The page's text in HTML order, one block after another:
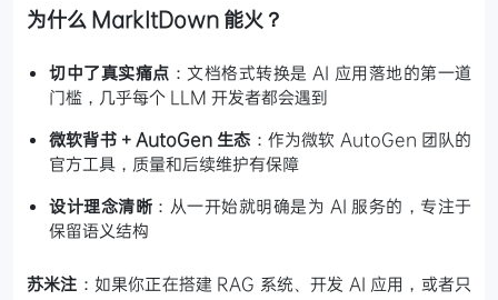
为什么 MarkItDown 能火？
切中了真实痛点 ：文档格式转换是 AI 应用落地的第一道
门槛，几乎每个 LLM 开发者都会遇到
微软背书 + AutoGen 生态 ：作为微软 AutoGen 团队的
官方工具，质量和后续维护有保障
设计理念清晰 ：从一开始就明确是为 AI 服务的，专注于
保留语义结构
苏米注 ：如果你正在搭建 RAG 系统、开发 AI 应用，或者只